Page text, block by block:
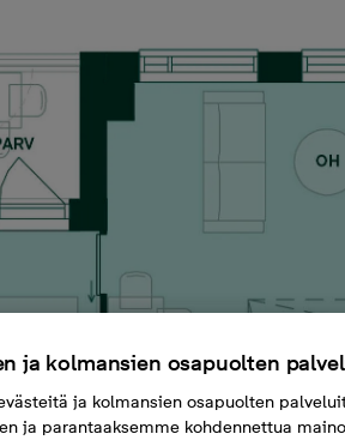
ja kolmansien osapuolten
ja kolmansien osapuolten
ja parantaaksemme kohdennettua